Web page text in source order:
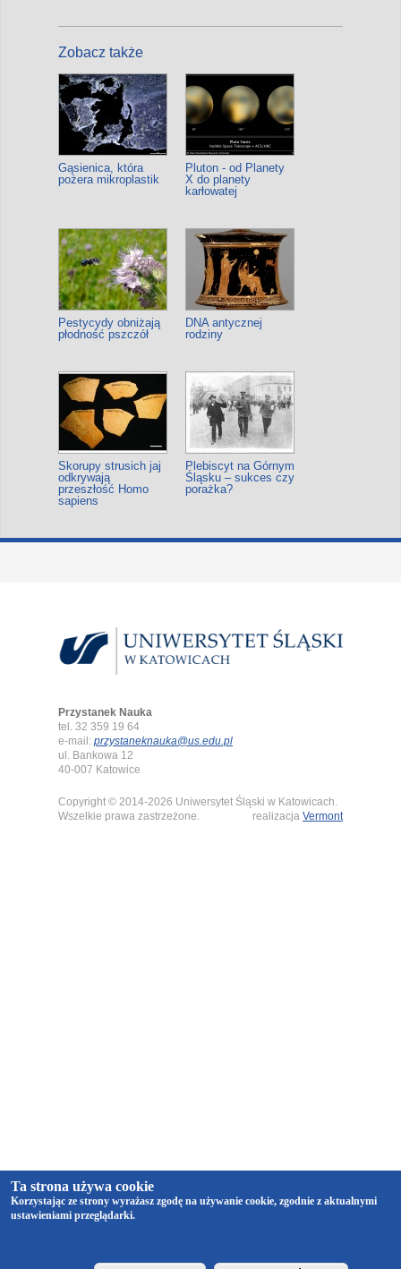
Zobacz także
Gąsienica, która
pożera mikroplastik
Pluton - od Planety
X do planety
karłowatej
Pestycydy obniżają
płodność pszczół
DNA antycznej
rodziny
Skorupy strusich jaj
odkrywają
przeszłość Homo
sapiens
Plebiscyt na Górnym
Śląsku – sukces czy
porażka?
Przystanek Nauka
tel. 32 359 19 64
e-mail: przystaneknauka@us.edu.pl
ul. Bankowa 12
40-007 Katowice
Copyright © 2014-2026 Uniwersytet Śląski w Katowicach.
Wszelkie prawa zastrzeżone.
realizacja Vermont
Ta strona używa cookie
Korzystając ze strony wyrażasz zgodę na używanie cookie, zgodnie z aktualnymi
ustawieniami przeglądarki.